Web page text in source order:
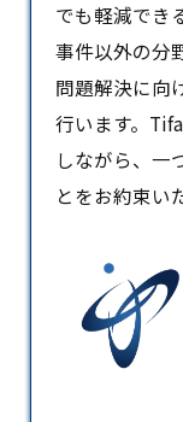
でも軽減でき
事件以外の分
問題解決に向
行います。
しながら、一
とをお約束い